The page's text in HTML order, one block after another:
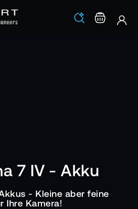
Los
7 IV - Akku
- Kleine aber feine
Ihre Kamera!